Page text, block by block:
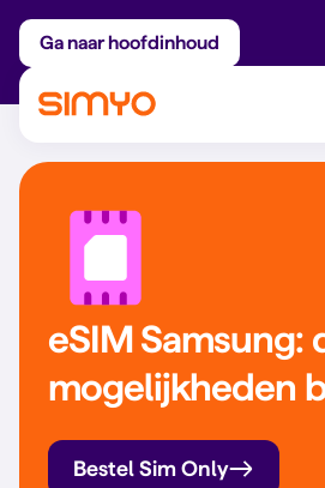
Ga naar hoofdinhoud
Maandelijks aanpasbaar
eSIM Samsung:
mogelijkheden
Bestel Sim Only